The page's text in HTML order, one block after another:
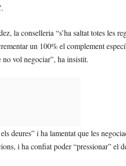
la conselleria “s’ha saltat totes les
un 100% el complement
vol negociar”, ha insistit.
deures” i ha lamentat que les
i ha confiat poder “pressionar” el